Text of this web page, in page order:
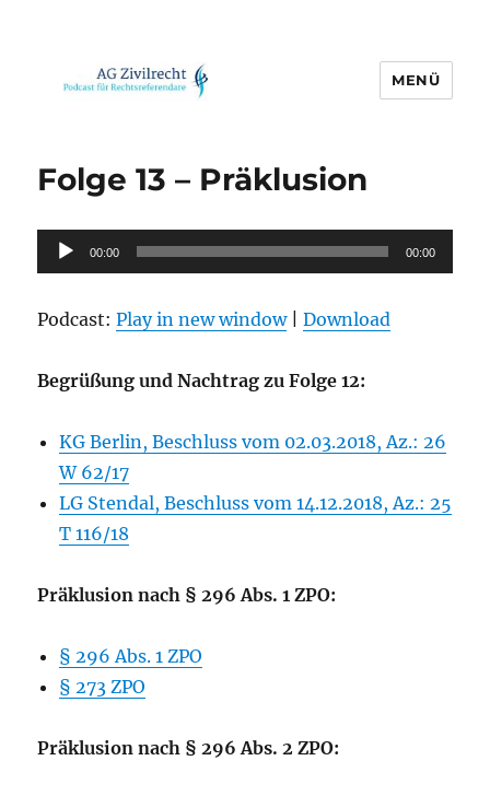
MENÜ
Folge 13 – Präklusion
Audio-
Player
00:00 00:00
Podcast:Play in new window|Download
Begrüßung und Nachtrag zu Folge 12:
KG Berlin, Beschluss vom 02.03.2018, Az.: 26
W 62/17
LG Stendal, Beschluss vom 14.12.2018, Az.: 25
T 116/18
Präklusion nach § 296 Abs. 1 ZPO:
§ 296 Abs. 1 ZPO
§ 273 ZPO
Präklusion nach § 296 Abs. 2 ZPO: